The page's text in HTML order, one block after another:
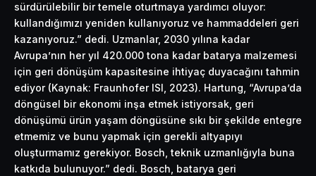
sürdürülebilir bir temele oturtmaya yardımcı oluyor:
kullandığımızı yeniden kullanıyoruz ve hammaddeleri geri
kazanıyoruz.” dedi. Uzmanlar, 2030 yılına kadar
Avrupa’nın her yıl 420.000 tona kadar batarya malzemesi
için geri dönüşüm kapasitesine ihtiyaç duyacağını tahmin
ediyor (Kaynak: Fraunhofer ISI, 2023). Hartung, “Avrupa’da
döngüsel bir ekonomi inşa etmek istiyorsak, geri
dönüşümü ürün yaşam döngüsüne sıkı bir şekilde entegre
etmemiz ve bunu yapmak için gerekli altyapıyı
oluşturmamız gerekiyor. Bosch, teknik uzmanlığıyla buna
katkıda bulunuyor.” dedi. Bosch, batarya geri